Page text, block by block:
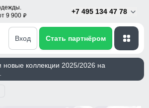
9 900 p
+7 495 134 47 78
Вход Стать партнёром
коллекции 2025/2026 на